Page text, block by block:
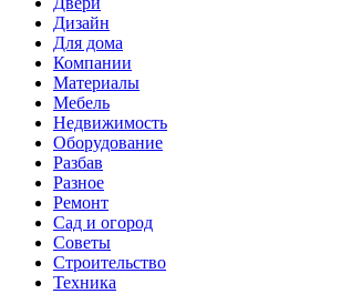
Дизайн
Для дома
Компании
Материалы
Мебель
Недвижимость
Оборудование
Разбав
Разное
Ремонт
Сад и огород
Советы
Строительство
Техника